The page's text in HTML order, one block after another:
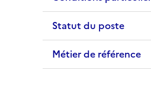
Statut du poste
Métier de référence